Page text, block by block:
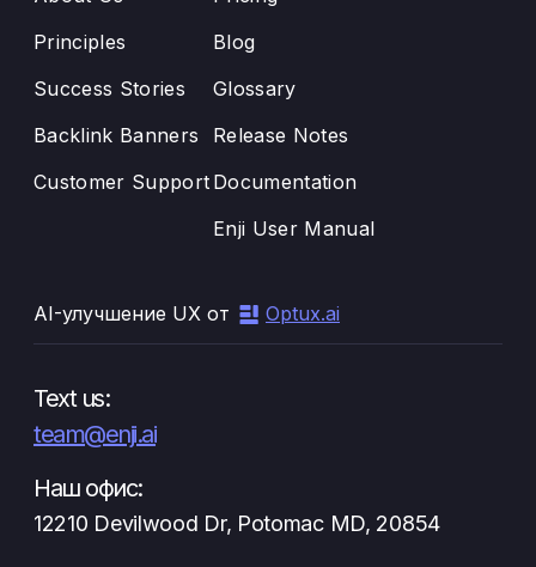
Principles
Success Stories
Backlink Banners
Customer Support
Blog
Glossary
Release Notes
Documentation
Enji User Manual
AI-улучшение UX от Optux.ai
Text us:
team@enji.ai
Наш офис:
12210 Devilwood Dr, Potomac MD, 20854